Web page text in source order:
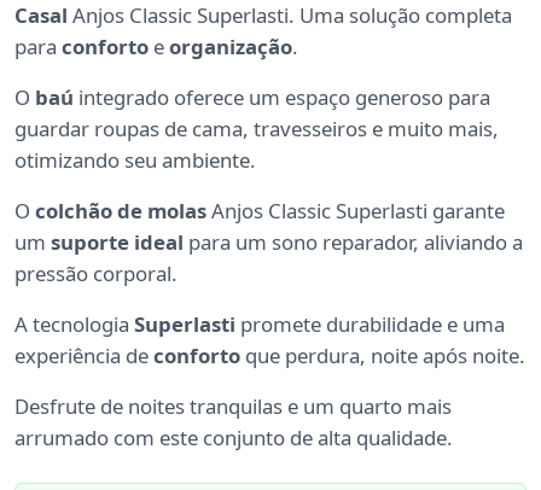
Casal Anjos Classic Superlasti. Uma solução completa
para conforto eorganização.
O baú integrado oferece um espaço generoso para
guardar roupas de cama, travesseiros e muito mais,
otimizando seu ambiente.
O colchão de molasAnjos Classic Superlasti garante
um suporte ideal para um sono reparador, aliviando a
pressão corporal.
A tecnologia Superlasti promete durabilidade e uma
experiência deconforto que perdura, noite após noite.
Desfrute de noites tranquilas e um quarto mais
arrumado com este conjunto de alta qualidade.